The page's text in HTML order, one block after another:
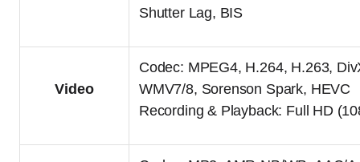
Shutter Lag, BIS
Video
Codec: MPEG4, H.264, H.263,
WMV7/8, Sorenson Spark, HEVC
Recording & Playback: Full HD